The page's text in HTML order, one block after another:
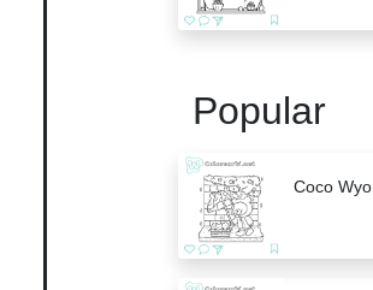
Popular
Coco Wyo